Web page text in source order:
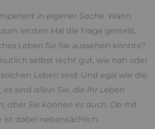
in eigener Sache. Wann
letzten Mal die Frage gestellt,
Leben für Sie aussehen könnte?
selbst recht gut, wie nah oder
Leben sind. Und egal wie die
es sind allein Sie, die Ihr Leben
aber Sie können es auch. Ob mit
ist dabei nebensächlich.